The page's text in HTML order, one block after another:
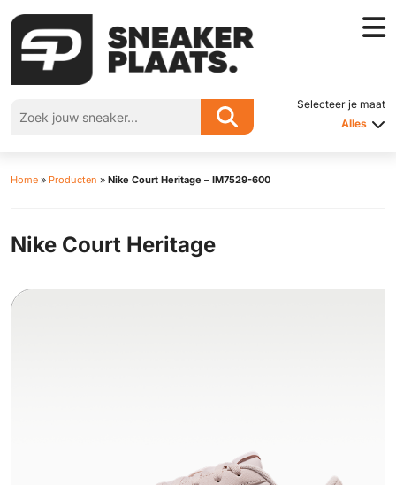
Selecteer je maat
Alles
Home » Producten » Nike Court Heritage – IM7529-600
Nike Court Heritage